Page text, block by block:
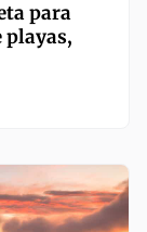
para
playas,